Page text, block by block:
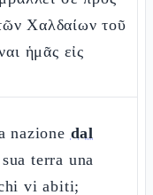
Χαλδαίων τοῦ
ἡμᾶς εἰς
nazione dal
terra una
vi abiti;